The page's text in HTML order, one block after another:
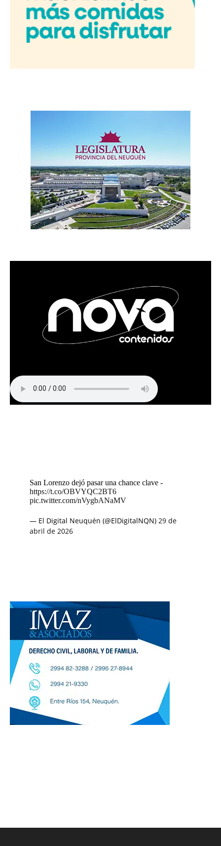
San Lorenzo dejó pasar una chance clave -
https://t.co/OBVYQC2BT6
pic.twitter.com/nVygbANaMV
— El Digital Neuquén (@ElDigitalNQN) 29 de
abril de 2026